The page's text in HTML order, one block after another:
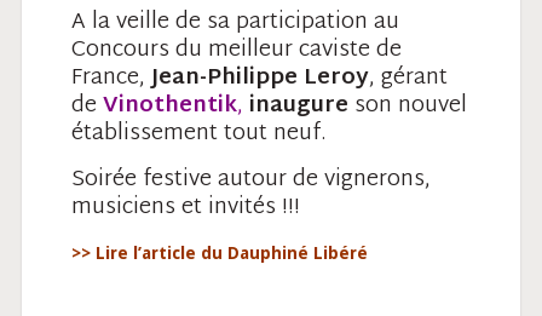
A la veille de sa participation au
Concours du meilleur caviste de
France,Jean-Philippe Leroy, gérant
deVinothentik, inaugure son nouvel
établissement tout neuf.
Soirée festive autour de vignerons,
musiciens et invités !!!
>> Lire l’article du Dauphiné Libéré